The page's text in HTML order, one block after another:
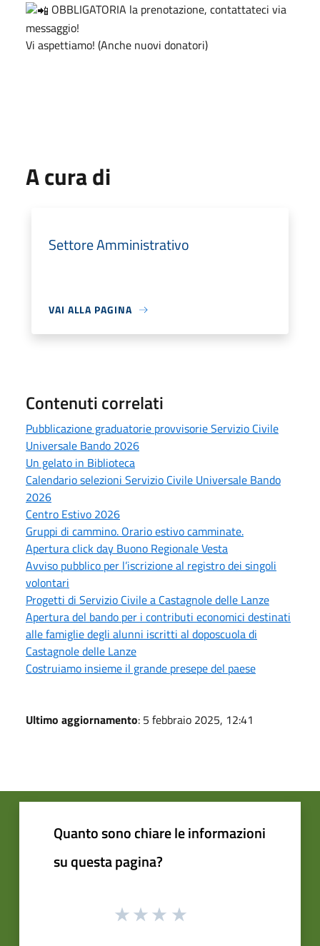
OBBLIGATORIA la prenotazione, contattateci via
messaggio!
Vi aspettiamo! (Anche nuovi donatori)
A cura di
Settore Amministrativo
VAI ALLA PAGINA
Contenuti correlati
Pubblicazione graduatorie provvisorie Servizio Civile
Universale Bando 2026
Un gelato in Biblioteca
Calendario selezioni Servizio Civile Universale Bando
2026
Centro Estivo 2026
Gruppi di cammino. Orario estivo camminate.
Apertura click day Buono Regionale Vesta
Avviso pubblico per l’iscrizione al registro dei singoli
volontari
Progetti di Servizio Civile a Castagnole delle Lanze
Apertura del bando per i contributi economici destinati
alle famiglie degli alunni iscritti al doposcuola di
Castagnole delle Lanze
Costruiamo insieme il grande presepe del paese
Ultimo aggiornamento: 5 febbraio 2025, 12:41
Quanto sono chiare le informazioni
su questa pagina?